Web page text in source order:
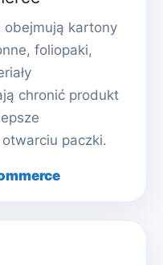
obejmują kartony
foliopaki,
chronić produkt
paczki.